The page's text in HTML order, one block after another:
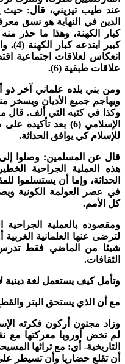
طيب تيزيني، قال: حيث
في النهاية هو نسق
كبير
طبقية (6).
بني بلده علماني آخر ذو
جميع الأديان ويسخر
في كتبه التي ألف. قال
الإسلامي (6) بعد
كي يوافق الحداثة.
عن المسلمين: وصلوا
العملية الجراحية
وإما أن يستسلموا
عصر العولمة الكونية
الأمم.
بالعملية الجراحية
عنها العلمانية الغربية
من الماضي فقط تدرس
كيف يستعمل لغة دينية لا
أن الذي يستحق البتر والقطع
تخض أوروبا معركتها مع
أي: مع تراثها
تقلع حضاريا وأن تسيطر على